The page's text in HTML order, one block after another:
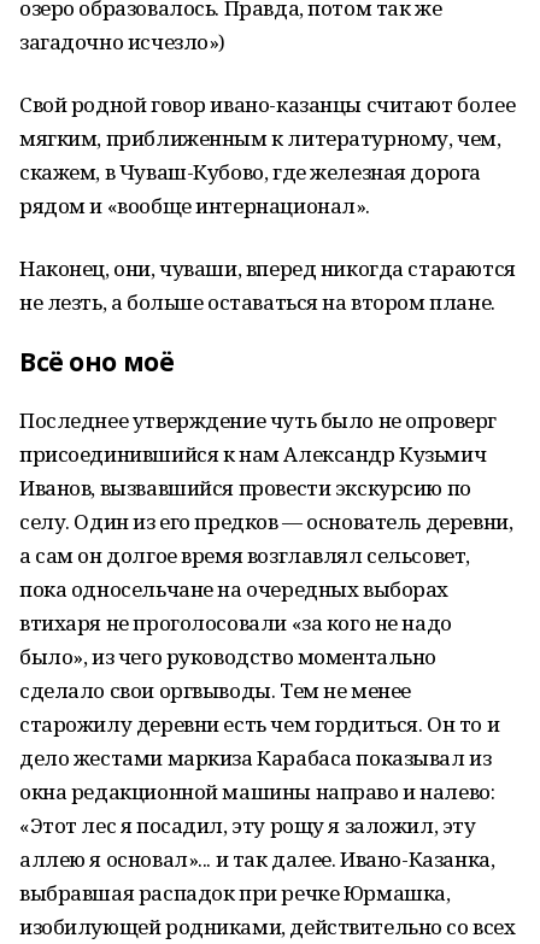
озеро образовалось. Правда, потом так же
загадочно исчезло»)
Свой родной говор ивано-казанцы считают более
мягким, приближенным к литературному, чем,
скажем, в Чуваш-Кубово, где железная дорога
рядом и «вообще интернационал».
Наконец, они, чуваши, вперед никогда стараются
не лезть, а больше оставаться на втором плане.
Всё оно моё
Последнее утверждение чуть было не опроверг
присоединившийся к нам Александр Кузьмич
Иванов, вызвавшийся провести экскурсию по
селу. Один из его предков — основатель деревни,
а сам он долгое время возглавлял сельсовет,
пока односельчане на очередных выборах
втихаря не проголосовали «за кого не надо
было», из чего руководство моментально
сделало свои оргвыводы. Тем не менее
старожилу деревни есть чем гордиться. Он то и
дело жестами маркиза Карабаса показывал из
окна редакционной машины направо и налево:
«Этот лес я посадил, эту рощу я заложил, эту
аллею я основал»... и так далее. Ивано-Казанка,
выбравшая распадок при речке Юрмашка,
изобилующей родниками, действительно со всех